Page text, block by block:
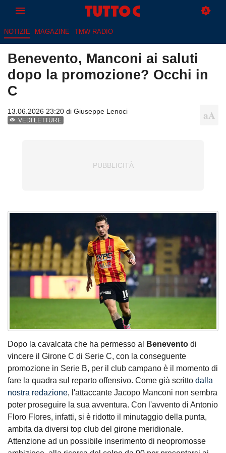
NOTIZIE MAGAZINE TMW RADIO
Benevento, Manconi ai saluti
dopo la promozione? Occhi in
C
13.06.2026 23:20 di Giuseppe Lenoci
VEDI LETTURE
Dopo la cavalcata che ha permesso al Benevento di
vincere il Girone C di Serie C, con la conseguente
promozione in Serie B, per il club campano è il momento di
fare la quadra sul reparto offensivo. Come già scritto dalla
nostra redazione, l'attaccante Jacopo Manconi non sembra
poter proseguire la sua avventura. Con l'avvento di Antonio
Floro Flores, infatti, si è ridotto il minutaggio della punta,
ambita da diversi top club del girone meridionale.
Attenzione ad un possibile inserimento di neopromosse